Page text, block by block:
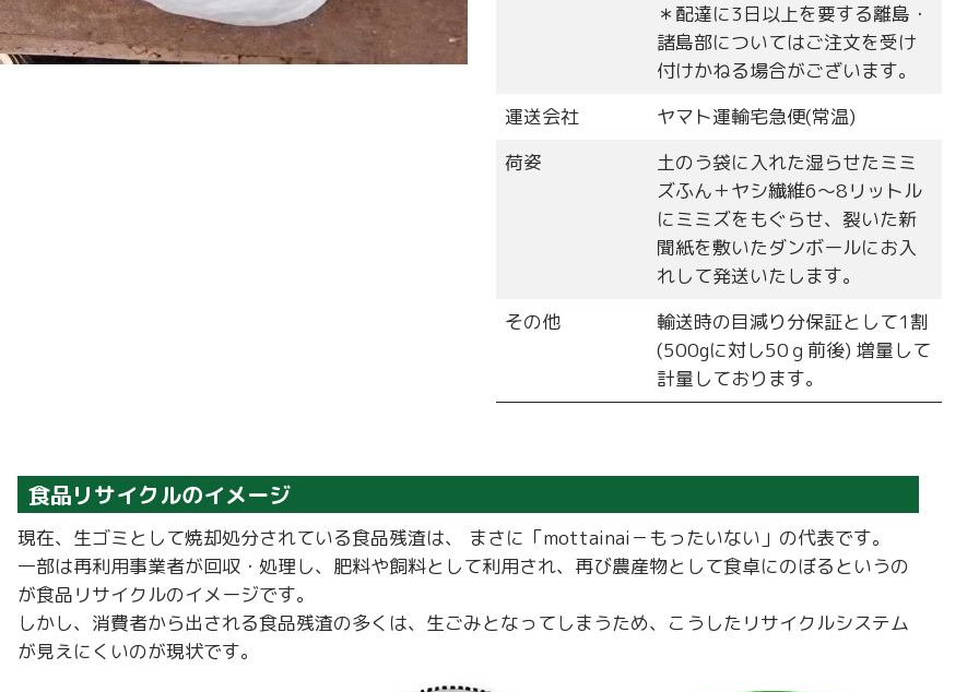
＊配達に3日以上を要する離島・
諸島部についてはご注文を受け
付けかねる場合がございます。
運送会社
ヤマト運輸宅急便(常温)
荷姿
土のう袋に入れた湿らせたミミ
ズふん＋ヤシ繊維6〜8リットル
にミミズをもぐらせ、裂いた新
聞紙を敷いたダンボールにお入
れして発送いたします。
その他
輸送時の目減り分保証として1割
(500gに対し50ｇ前後) 増量して
計量しております。
食品リサイクルのイメージ
現在、生ゴミとして焼却処分されている食品残渣は、 まさに「mottainai－もったいない」の代表です。
一部は再利用事業者が回収・処理し、肥料や飼料として利用され、再び農産物として食卓にのぼるというの
が食品リサイクルのイメージです。
しかし、消費者から出される食品残渣の多くは、生ごみとなってしまうため、こうしたリサイクルシステム
が見えにくいのが現状です。